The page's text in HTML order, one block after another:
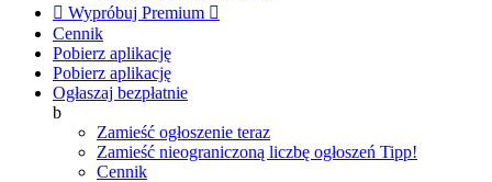
 Wypróbuj Premium 
Cennik
Pobierz aplikację
Pobierz aplikację
Ogłaszaj bezpłatnie
b
Zamieść ogłoszenie teraz
Zamieść nieograniczoną liczbę ogłoszeń Tipp!
Cennik